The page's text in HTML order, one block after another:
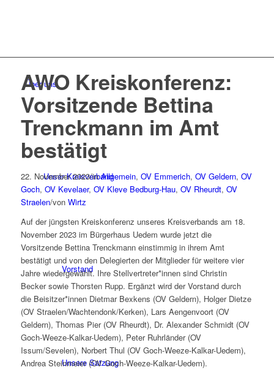
Über uns
Unser Kreisverband
Vorstand
Unsere Satzung
AWO Kreiskonferenz:
Vorsitzende Bettina
Trenckmann im Amt
bestätigt
22. November 2023/inAllgemein, OV Emmerich, OV Geldern, OV
Goch, OV Kevelaer, OV Kleve Bedburg-Hau, OV Rheurdt, OV
Straelen/von Wirtz
Auf der jüngsten Kreiskonferenz unseres Kreisverbands am 18.
November 2023 im Bürgerhaus Uedem wurde jetzt die
Vorsitzende Bettina Trenckmann einstimmig in ihrem Amt
bestätigt und von den Delegierten der Mitglieder für weitere vier
Jahre wiedergewählt. Ihre Stellvertreter*innen sind Christin
Becker sowie Thorsten Rupp. Ergänzt wird der Vorstand durch
die Beisitzer*innen Dietmar Bexkens (OV Geldern), Holger Dietze
(OV Straelen/Wachtendonk/Kerken), Lars Aengenvoort (OV
Geldern), Thomas Pier (OV Rheurdt), Dr. Alexander Schmidt (OV
Goch-Weeze-Kalkar-Uedem), Peter Ruhrländer (OV
Issum/Sevelen), Norbert Thul (OV Goch-Weeze-Kalkar-Uedem),
Andrea Steinmeier (OV Goch-Weeze-Kalkar-Uedem).